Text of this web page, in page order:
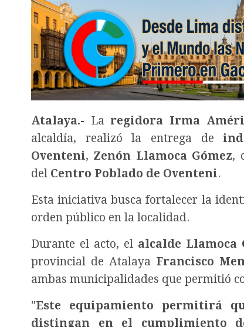
Atalaya.- La regidora Irma
alcaldía, realizó la entrega de
Oventeni, Zenón Llamoca Gómez,
del Centro Poblado de Oventeni.
Esta iniciativa busca fortalecer la
orden público en la localidad.
Durante el acto, el alcalde Llamoca
provincial de Atalaya Francisco
ambas municipalidades que permitió
"Este equipamiento permitirá
distingan en el cumplimiento